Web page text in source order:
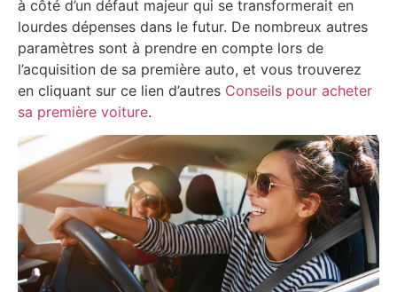
à côté d’un défaut majeur qui se transformerait en
lourdes dépenses dans le futur. De nombreux autres
paramètres sont à prendre en compte lors de
l’acquisition de sa première auto, et vous trouverez
en cliquant sur ce lien d’autres Conseils pour acheter
sa première voiture.